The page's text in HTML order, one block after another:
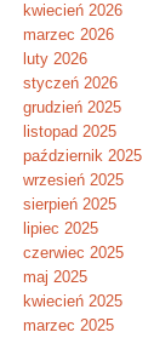
kwiecień 2026
marzec 2026
luty 2026
styczeń 2026
grudzień 2025
listopad 2025
październik 2025
wrzesień 2025
sierpień 2025
lipiec 2025
czerwiec 2025
maj 2025
kwiecień 2025
marzec 2025